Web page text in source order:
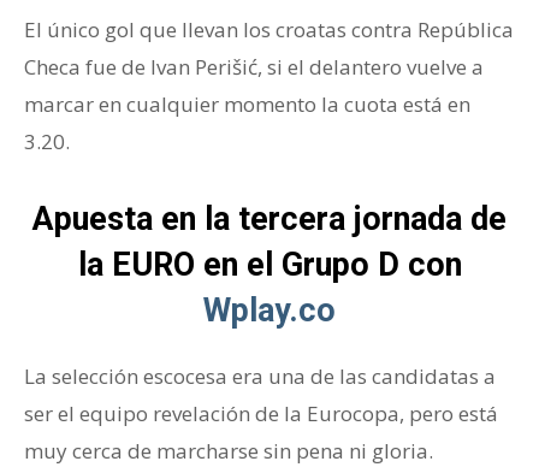
El único gol que llevan los croatas contra República
Checa fue de Ivan Perišić, si el delantero vuelve a
marcar en cualquier momento la cuota está en
3.20.
Apuesta en la tercera jornada de
la EURO en el Grupo D con
Wplay.co
La selección escocesa era una de las candidatas a
ser el equipo revelación de la Eurocopa, pero está
muy cerca de marcharse sin pena ni gloria.